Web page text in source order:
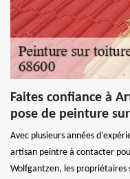
Faites confiance à
pose de peinture
Avec plusieurs années
artisan peintre à contacter
Wolfgantzen, les propriétaires